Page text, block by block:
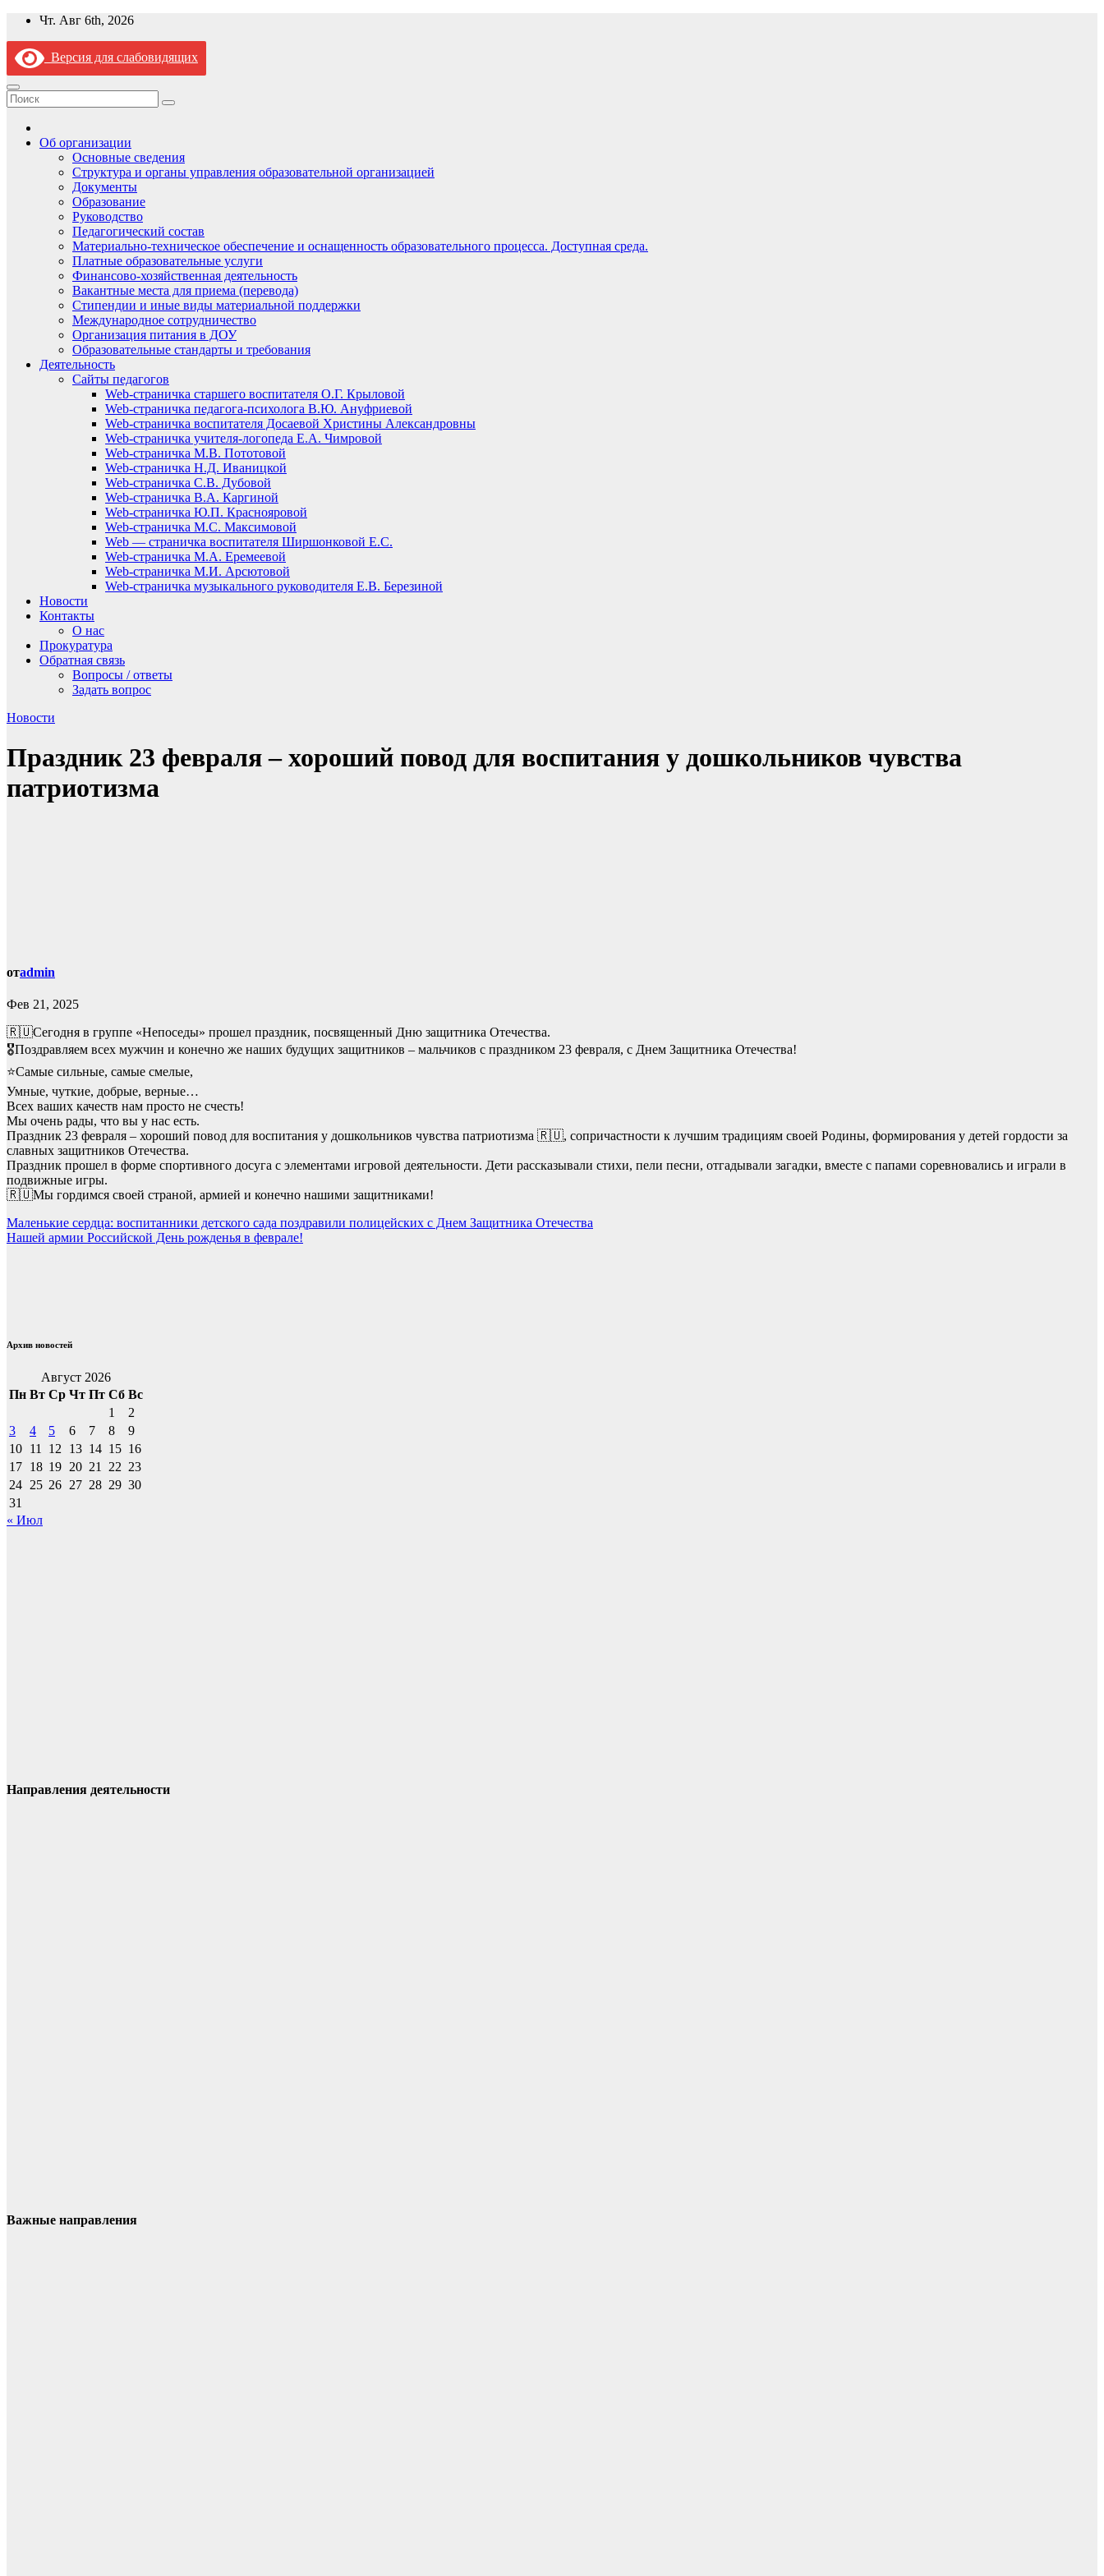
Перейти
содержимому
Чт. Авг 6th, 2026
Версия для слабовидящих
Об организации
Основные сведения
Структура и органы управления образовательной организацией
Документы
Образование
Руководство
Педагогический состав
Материально-техническое обеспечение и оснащенность образовательного процесса. Доступная среда.
Платные образовательные услуги
Финансово-хозяйственная деятельность
Вакантные места для приема (перевода)
Стипендии и иные виды материальной поддержки
Международное сотрудничество
Организация питания в ДОУ
Образовательные стандарты и требования
Деятельность
Сайты педагогов
Web-страничка старшего воспитателя О.Г. Крыловой
Web-страничка педагога-психолога В.Ю. Ануфриевой
Web-страничка воспитателя Досаевой Христины Александровны
Web-страничка учителя-логопеда Е.А. Чимровой
Web-страничка М.В. Пототовой
Web-страничка Н.Д. Иваницкой
Web-страничка С.В. Дубовой
Web-страничка В.А. Каргиной
Web-страничка Ю.П. Краснояровой
Web-страничка М.С. Максимовой
Web — страничка воспитателя Ширшонковой Е.С.
Web-страничка М.А. Еремеевой
Web-страничка М.И. Арсютовой
Web-страничка музыкального руководителя Е.В. Березиной
Новости
Контакты
О нас
Прокуратура
Обратная связь
Вопросы / ответы
Задать вопрос
Новости
Праздник 23 февраля – хороший повод для воспитания у дошкольников чувства
патриотизма
отadmin
Фев 21, 2025
🇷🇺Сегодня в группе «Непоседы» прошел праздник, посвященный Дню защитника Отечества.
🎖Поздравляем всех мужчин и конечно же наших будущих защитников – мальчиков с праздником 23 февраля, с Днем Защитника Отечества!
⭐Самые сильные, самые смелые,
Умные, чуткие, добрые, верные…
Всех ваших качеств нам просто не счесть!
Мы очень рады, что вы у нас есть.
Праздник 23 февраля – хороший повод для воспитания у дошкольников чувства патриотизма 🇷🇺, сопричастности к лучшим традициям своей Родины, формирования у детей гордости за
славных защитников Отечества.
Праздник прошел в форме спортивного досуга с элементами игровой деятельности. Дети рассказывали стихи, пели песни, отгадывали загадки, вместе с папами соревновались и играли в
подвижные игры.
🇷🇺Мы гордимся своей страной, армией и конечно нашими защитниками!
Навигация
по
Маленькие сердца: воспитанники детского сада поздравили полицейских с Днем Защитника Отечества
Нашей армии Российской День рожденья в феврале!
Архив новостей
Август 2026
Пн Вт Ср Чт Пт Сб Вс
1
2
3
4 5 6 7 8
9
10 11 12 13 14 15 16
17 18 19 20 21 22 23
24 25 26 27 28 29 30
31
« Июл
Направления деятельности
Важные направления